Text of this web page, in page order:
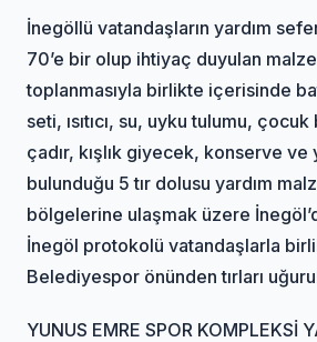
İnegöllü vatandaşların yardım
70’e bir olup ihtiyaç duyulan
toplanmasıyla birlikte içerisinde
seti, ısıtıcı, su, uyku tulumu,
çadır, kışlık giyecek, konserve
bulunduğu 5 tır dolusu yardım
bölgelerine ulaşmak üzere
İnegöl protokolü vatandaşlarla
Belediyespor önünden tırları
YUNUS EMRE SPOR KOMPLEKSİ